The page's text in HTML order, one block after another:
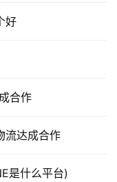
好
合作
流达成合作
是什么平台)